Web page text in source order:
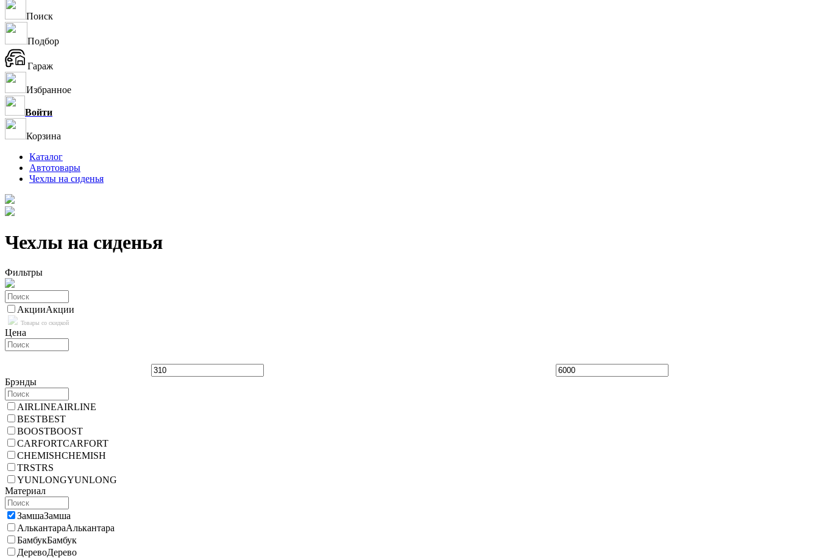
Поиск
Подбор
Гараж
Избранное
Войти
Корзина
Каталог
Автотовары
Чехлы на сиденья
Чехлы на сиденья
Фильтры
АкцииАкции
Товары со скидкой
Цена
Брэнды
AIRLINEAIRLINE
BESTBEST
BOOSTBOOST
CARFORTCARFORT
CHEMISHCHEMISH
TRSTRS
YUNLONGYUNLONG
Материал
ЗамшаЗамша
АлькантараАлькантара
БамбукБамбук
ДеревоДерево